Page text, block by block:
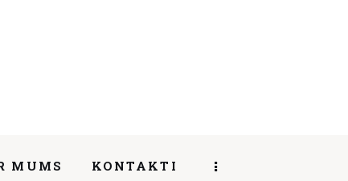
MUMS KONTAKTI